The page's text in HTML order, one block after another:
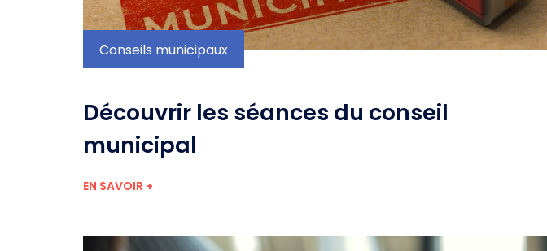
Conseils municipaux
Découvrir les séances du conseil
municipal
EN SAVOIR +